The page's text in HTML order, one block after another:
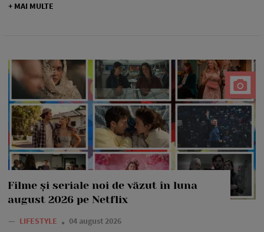
+ MAI MULTE
Filme și seriale noi de văzut în luna
august 2026 pe Netflix
— LIFESTYLE 04 august 2026